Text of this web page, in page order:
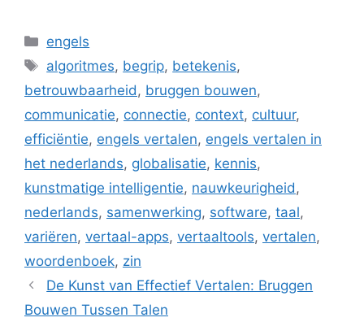
Categorieën
engels
Tags
algoritmes, begrip, betekenis,
betrouwbaarheid , bruggen bouwen,
communicatie, connectie, context, cultuur,
efficiëntie, engels vertalen, engels vertalen in
het nederlands, globalisatie, kennis,
kunstmatige intelligentie, nauwkeurigheid ,
nederlands, samenwerking, software, taal,
variëren, vertaal-apps, vertaaltools, vertalen,
woordenboek, zin
De Kunst van Effectief Vertalen: Bruggen
Bouwen Tussen Talen